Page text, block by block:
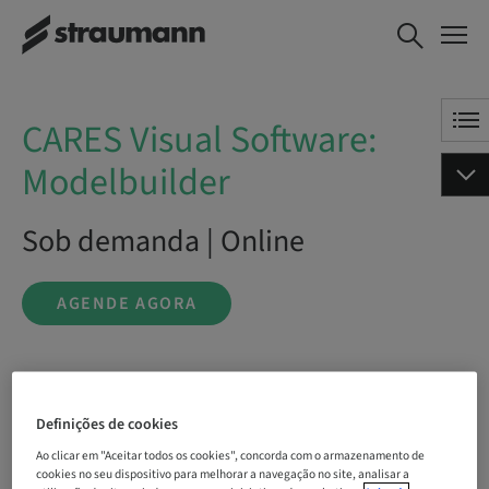
CARES Visual Software:
Modelbuilder
AGENDE AGORA
CARES Visual Software:
Modelbuilder
Sob demanda | Online
AGENDE AGORA
bookable
Definições de cookies
Ao clicar em "Aceitar todos os cookies", concorda com o armazenamento de
cookies no seu dispositivo para melhorar a navegação no site, analisar a